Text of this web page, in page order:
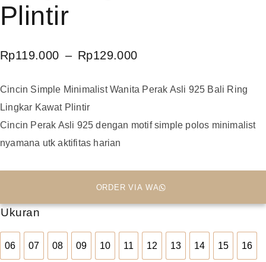
Plintir
Rp119.000 – Rp129.000
Cincin Simple Minimalist Wanita Perak Asli 925 Bali Ring
Lingkar Kawat Plintir
Cincin Perak Asli 925 dengan motif simple polos minimalist
nyamana utk aktifitas harian
ORDER VIA WA
Ukuran
06
06
07
07
08
08
09
09
10
10
11
11
12
12
13
13
14
14
15
15
16
16